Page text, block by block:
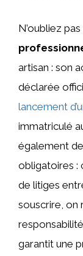
N’oubliez
artisan : son
déclarée
lancement
immatriculé
également
obligatoires :
de litiges
souscrire, on
garantit une